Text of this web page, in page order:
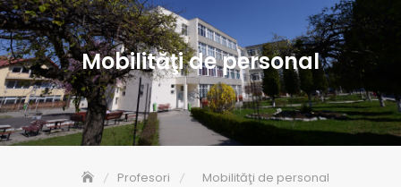
Mobilităţi de personal
Profesori Mobilităţi de personal